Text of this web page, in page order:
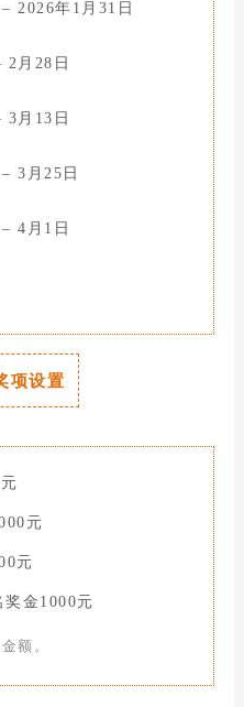
2026年1月31日
2月28日
3月13日
3月25日
4月1日
项设置
元
元
金1000元
额。